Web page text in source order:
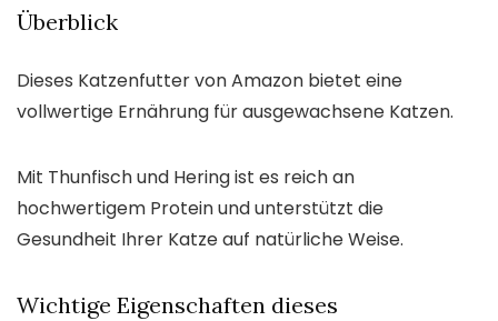
Überblick
Dieses Katzenfutter von Amazon bietet eine
vollwertige Ernährung für ausgewachsene Katzen.
Mit Thunfisch und Hering ist es reich an
hochwertigem Protein und unterstützt die
Gesundheit Ihrer Katze auf natürliche Weise.
Wichtige Eigenschaften dieses